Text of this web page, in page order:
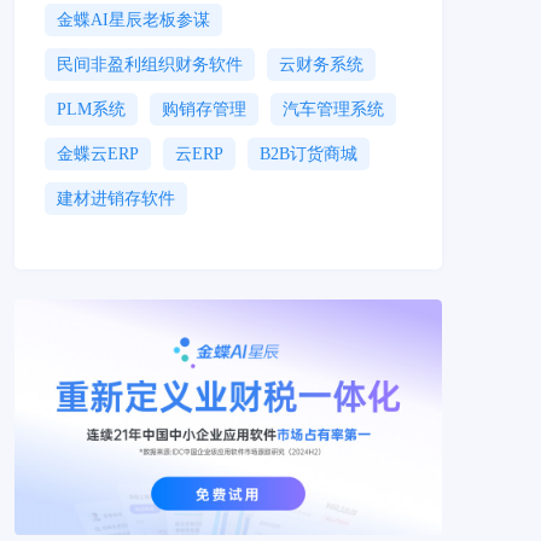
金蝶AI星辰老板参谋
民间非盈利组织财务软件 云财务系统
PLM系统 购销存管理 汽车管理系统
金蝶云ERP 云ERP B2B订货商城
建材进销存软件